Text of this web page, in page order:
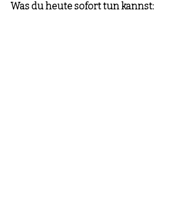
Was du heute sofort tun kannst: